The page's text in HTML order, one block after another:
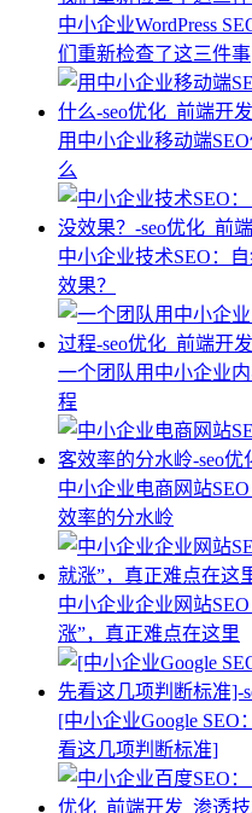
中小企业WordPress
们重新检查了这三件事
用中小企业移动端
么
中小企业技术SEO：
效果？
一个团队用中小企业
程
中小企业电商网站
效率的分水岭
中小企业企业网站
涨”，真正难点在这里
[中小企业Google
看这几项判断标准]